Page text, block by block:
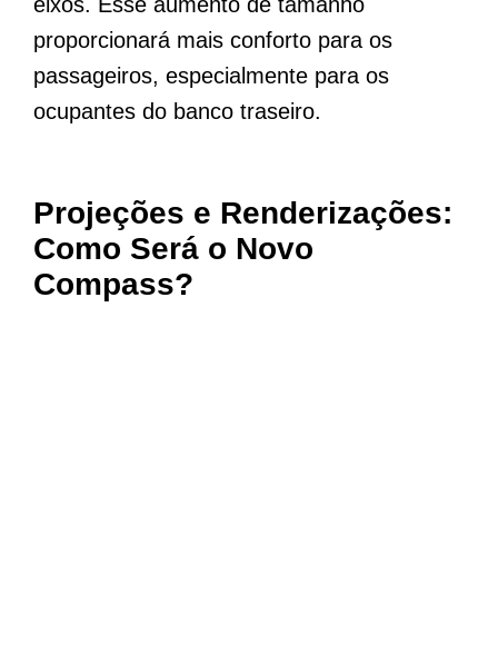
proporcionará mais conforto para os
passageiros, especialmente para os
ocupantes do banco traseiro.
Projeções e Renderizações:
Como Será o Novo
Compass?